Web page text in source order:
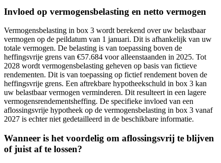
Invloed op vermogensbelasting en netto vermogen
Vermogensbelasting in box 3 wordt berekend over uw belastbaar
vermogen op de peildatum van 1 januari. Dit is afhankelijk van uw
totale vermogen. De belasting is van toepassing boven de
heffingsvrije grens van €57.684 voor alleenstaanden in 2025. Tot
2028 wordt vermogensbelasting geheven op basis van fictieve
rendementen. Dit is van toepassing op fictief rendement boven de
heffingsvrije grens. Een aftrekbare hypotheekschuld in box 3 kan
uw belastbaar vermogen verminderen. Dit resulteert in een lagere
vermogensrendementsheffing. De specifieke invloed van een
aflossingsvrije hypotheek op de vermogensbelasting in box 3 vanaf
2027 is echter niet gedetailleerd in de beschikbare informatie.
Wanneer is het voordelig om aflossingsvrij te blijven
of juist af te lossen?